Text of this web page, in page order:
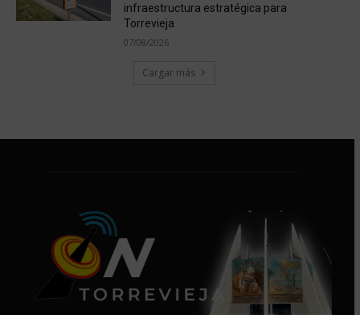
infraestructura estratégica para
Torrevieja
07/08/2026
Cargar más